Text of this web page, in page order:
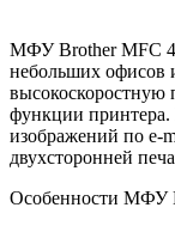
МФУ Brother MFC
небольших офисов
высокоскоростную
функции принтера.
изображений по e-
двухсторонней
Особенности МФУ